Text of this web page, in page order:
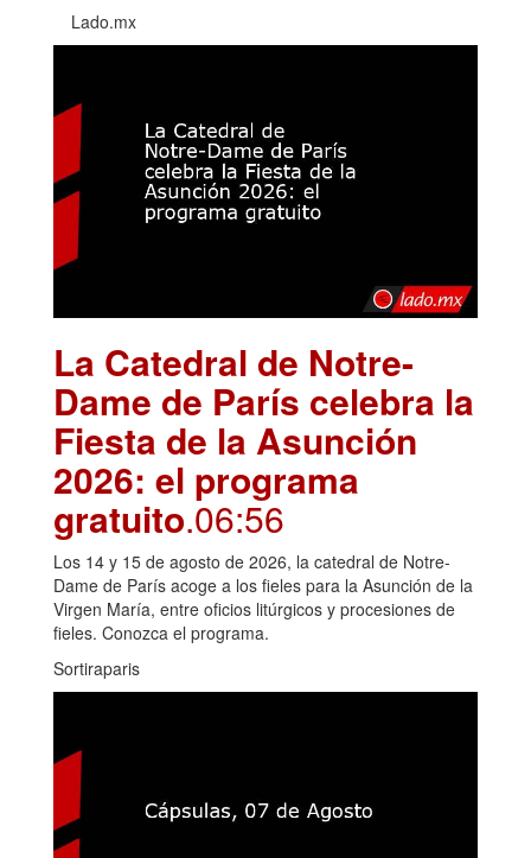
Lado.mx
La Catedral de Notre-
Dame de París celebra la
Fiesta de la Asunción
2026: el programa
gratuito.06:56
Los 14 y 15 de agosto de 2026, la catedral de Notre-
Dame de París acoge a los fieles para la Asunción de la
Virgen María, entre oficios litúrgicos y procesiones de
fieles. Conozca el programa.
Sortiraparis